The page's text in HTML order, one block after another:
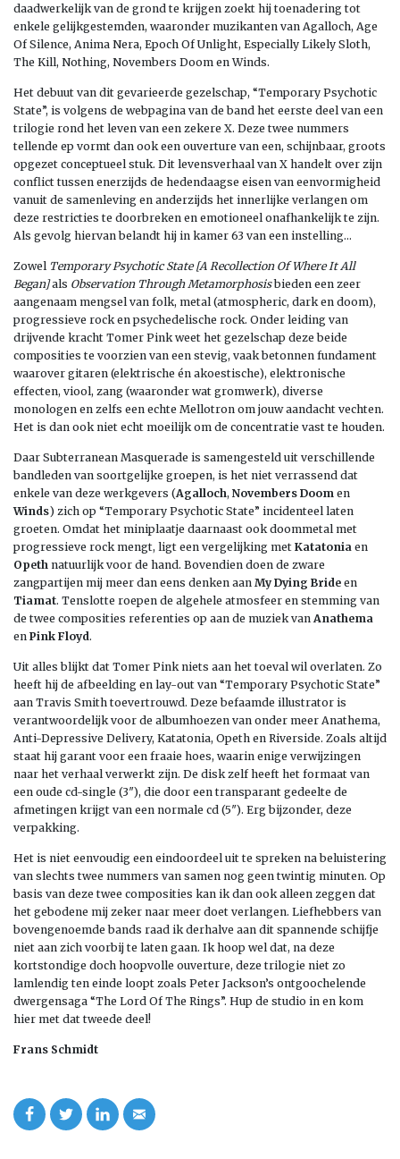
daadwerkelijk van de grond te krijgen zoekt hij toenadering tot
enkele gelijkgestemden, waaronder muzikanten van Agalloch, Age
Of Silence, Anima Nera, Epoch Of Unlight, Especially Likely Sloth,
The Kill, Nothing, Novembers Doom en Winds.
Het debuut van dit gevarieerde gezelschap, “Temporary Psychotic
State”, is volgens de webpagina van de band het eerste deel van een
trilogie rond het leven van een zekere X. Deze twee nummers
tellende ep vormt dan ook een ouverture van een, schijnbaar, groots
opgezet conceptueel stuk. Dit levensverhaal van X handelt over zijn
conflict tussen enerzijds de hedendaagse eisen van eenvormigheid
vanuit de samenleving en anderzijds het innerlijke verlangen om
deze restricties te doorbreken en emotioneel onafhankelijk te zijn.
Als gevolg hiervan belandt hij in kamer 63 van een instelling…
Zowel Temporary Psychotic State [A Recollection Of Where It All
Began]als Observation Through Metamorphosisbieden een zeer
aangenaam mengsel van folk, metal (atmospheric, dark en doom),
progressieve rock en psychedelische rock. Onder leiding van
drijvende kracht Tomer Pink weet het gezelschap deze beide
composities te voorzien van een stevig, vaak betonnen fundament
waarover gitaren (elektrische én akoestische), elektronische
effecten, viool, zang (waaronder wat gromwerk), diverse
monologen en zelfs een echte Mellotron om jouw aandacht vechten.
Het is dan ook niet echt moeilijk om de concentratie vast te houden.
Daar Subterranean Masquerade is samengesteld uit verschillende
bandleden van soortgelijke groepen, is het niet verrassend dat
enkele van deze werkgevers (Agalloch, Novembers Doom en
Winds) zich op “Temporary Psychotic State” incidenteel laten
groeten. Omdat het miniplaatje daarnaast ook doommetal met
progressieve rock mengt, ligt een vergelijking met Katatonia en
Opeth natuurlijk voor de hand. Bovendien doen de zware
zangpartijen mij meer dan eens denken aan My Dying Bride en
Tiamat. Tenslotte roepen de algehele atmosfeer en stemming van
de twee composities referenties op aan de muziek van Anathema
en Pink Floyd .
Uit alles blijkt dat Tomer Pink niets aan het toeval wil overlaten. Zo
heeft hij de afbeelding en lay-out van “Temporary Psychotic State”
aan Travis Smith toevertrouwd. Deze befaamde illustrator is
verantwoordelijk voor de albumhoezen van onder meer Anathema,
Anti-Depressive Delivery, Katatonia, Opeth en Riverside. Zoals altijd
staat hij garant voor een fraaie hoes, waarin enige verwijzingen
naar het verhaal verwerkt zijn. De disk zelf heeft het formaat van
een oude cd-single (3″), die door een transparant gedeelte de
afmetingen krijgt van een normale cd (5″). Erg bijzonder, deze
verpakking.
Het is niet eenvoudig een eindoordeel uit te spreken na beluistering
van slechts twee nummers van samen nog geen twintig minuten. Op
basis van deze twee composities kan ik dan ook alleen zeggen dat
het gebodene mij zeker naar meer doet verlangen. Liefhebbers van
bovengenoemde bands raad ik derhalve aan dit spannende schijfje
niet aan zich voorbij te laten gaan. Ik hoop wel dat, na deze
kortstondige doch hoopvolle ouverture, deze trilogie niet zo
lamlendig ten einde loopt zoals Peter Jackson’s ontgoochelende
dwergensaga “The Lord Of The Rings”. Hup de studio in en kom
hier met dat tweede deel!
Frans Schmidt